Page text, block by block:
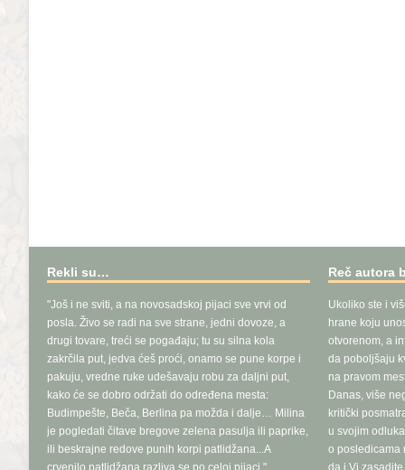
Rekli su…
"Još i ne sviti, a na novosadskoj pijaci sve vrvi od
posla. Živo se radi na sve strane, jedni dovoze, a
drugi tovare, treći se pogađaju; tu su silna kola
zakrčila put, jedva ćeš proći, onamo se pune korpe i
pakuju, vredne ruke udešavaju robu za daljni put,
kako će se dobro održati do određena mesta:
Budimpešte, Beča, Berlina pa možda i dalje… Milina
je pogledati čitave bregove zelena pasulja ili paprike,
ili beskrajne redove punih korpi patlidžana...A
crvenilo patlidžana razliva se po celoj pijaci."
Reč autora
Ukoliko ste i
hrane koju
otvorenom, a
da poboljšaju
na pravom
Danas, više
kritički
u svojim
o posledicama
da i Vi